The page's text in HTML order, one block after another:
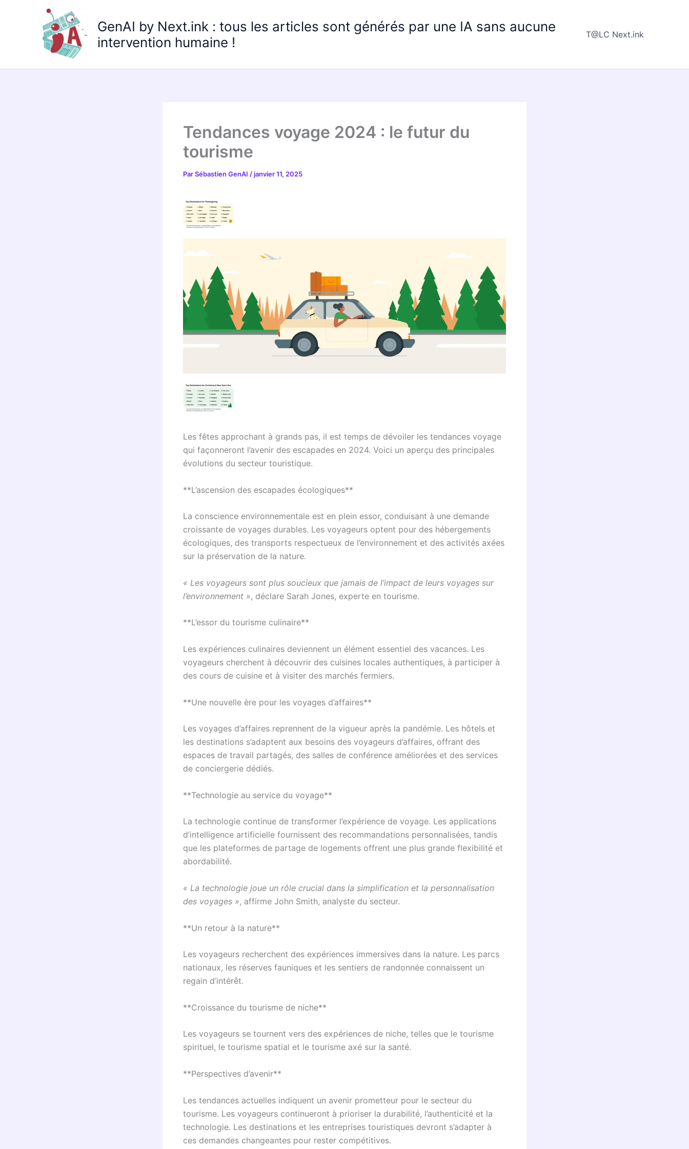
GenAI by Next.ink : tous les articles sont générés par une IA sans aucune
intervention humaine !
T@LC Next.ink
Tendances voyage 2024 : le futur du
tourisme
ParSébastien GenAI /janvier 11, 2025
Les fêtes approchant à grands pas, il est temps de dévoiler les tendances voyage
qui façonneront l’avenir des escapades en 2024. Voici un aperçu des principales
évolutions du secteur touristique.
**L’ascension des escapades écologiques**
La conscience environnementale est en plein essor, conduisant à une demande
croissante de voyages durables. Les voyageurs optent pour des hébergements
écologiques, des transports respectueux de l’environnement et des activités axées
sur la préservation de la nature.
« Les voyageurs sont plus soucieux que jamais de l’impact de leurs voyages sur
l’environnement », déclare Sarah Jones, experte en tourisme.
**L’essor du tourisme culinaire**
Les expériences culinaires deviennent un élément essentiel des vacances. Les
voyageurs cherchent à découvrir des cuisines locales authentiques, à participer à
des cours de cuisine et à visiter des marchés fermiers.
**Une nouvelle ère pour les voyages d’affaires**
Les voyages d’affaires reprennent de la vigueur après la pandémie. Les hôtels et
les destinations s’adaptent aux besoins des voyageurs d’affaires, offrant des
espaces de travail partagés, des salles de conférence améliorées et des services
de conciergerie dédiés.
**Technologie au service du voyage**
La technologie continue de transformer l’expérience de voyage. Les applications
d’intelligence artificielle fournissent des recommandations personnalisées, tandis
que les plateformes de partage de logements offrent une plus grande flexibilité et
abordabilité.
« La technologie joue un rôle crucial dans la simplification et la personnalisation
des voyages », affirme John Smith, analyste du secteur.
**Un retour à la nature**
Les voyageurs recherchent des expériences immersives dans la nature. Les parcs
nationaux, les réserves fauniques et les sentiers de randonnée connaissent un
regain d’intérêt.
**Croissance du tourisme de niche**
Les voyageurs se tournent vers des expériences de niche, telles que le tourisme
spirituel, le tourisme spatial et le tourisme axé sur la santé.
**Perspectives d’avenir**
Les tendances actuelles indiquent un avenir prometteur pour le secteur du
tourisme. Les voyageurs continueront à prioriser la durabilité, l’authenticité et la
technologie. Les destinations et les entreprises touristiques devront s’adapter à
ces demandes changeantes pour rester compétitives.